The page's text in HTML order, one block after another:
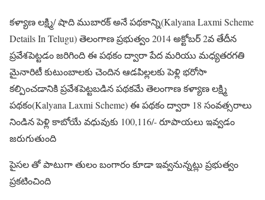
కళ్యాణ లక్ష్మి/ షాది ముబారక్ అనే పథకాన్ని(Kalyana Laxmi Scheme
Details In Telugu) తెలంగాణ ప్రభుత్వం 2014 అక్టోబర్ 2వ తేదీన
ప్రవేశపెట్టడం జరిగింది ఈ పథకం ద్వారా పేద మరియు మధ్యతరగతి
మైనారిటీ కుటుంబాలకు చెందిన ఆడపిల్లలకు పెళ్లి భరోసా
కల్పించడానికి ప్రవేశపెట్టబడిన పథకమే తెలంగాణ కళ్యాణ లక్ష్మి
పథకం(Kalyana Laxmi Scheme) ఈ పథకం ద్వారా 18 సంవత్సరాలు
నిండిన పెళ్లి కాబోయే వధువుకు 100,116/- రూపాయలు ఇవ్వడం
జరుగుతుంది
పైసల తో పాటుగా తులం బంగారం కూడా ఇవ్వనున్నట్లు ప్రభుత్వం
ప్రకటించింది